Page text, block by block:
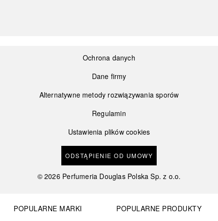
Ochrona danych
Dane firmy
Alternatywne metody rozwiązywania sporów
Regulamin
Ustawienia plików cookies
ODSTĄPIENIE OD UMOWY
©2026 Perfumeria Douglas Polska Sp. z o.o.
POPULARNE MARKI
POPULARNE PRODUKTY